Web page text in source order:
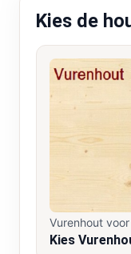
Kies de
Vurenhout
Kies